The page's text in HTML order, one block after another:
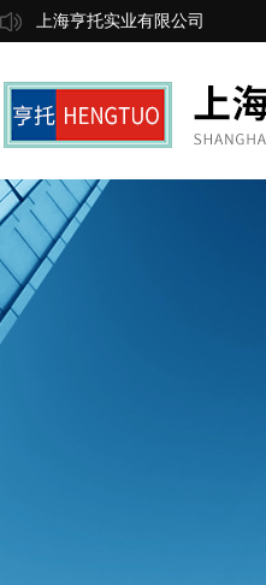
上海亨托实业有限公司